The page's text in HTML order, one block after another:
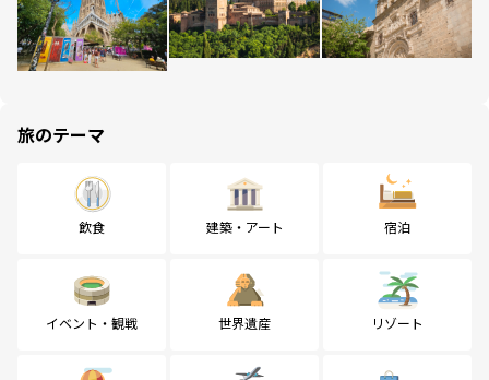
旅のテーマ
飲食 建築・アート 宿泊
イベント・観戦 世界遺産 リゾート